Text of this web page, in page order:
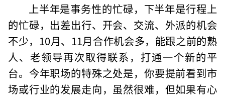
上半年是事务性的忙碌，下半年是行程上
的忙碌，出差出行、开会、交流、外派的机会
不少，10月、11月合作机会多，能跟之前的熟
人、老领导再次取得联系，打通一个新的平
台。今年职场的特殊之处是，你要提前看到市
场或行业的发展走向，虽然很难，但如果有心